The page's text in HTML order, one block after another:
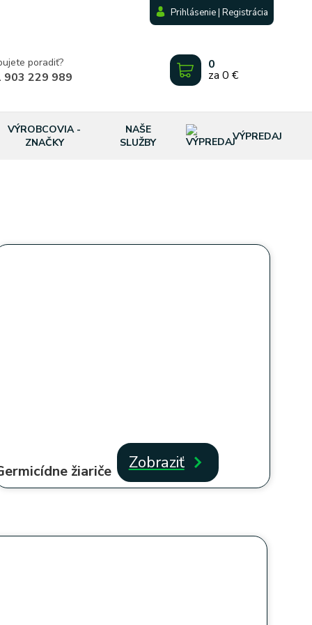
Prihlásenie | Registrácia
poradiť?
903 229 989
0
za 0 €
VÝROBCOVIA -
ZNAČKY
NAŠE
SLUŽBY
VÝPREDAJ
žiariče Zobraziť